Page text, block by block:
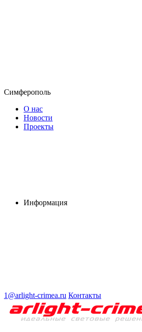
Симферополь
О нас
Новости
Проекты
Информация
1@arlight-crimea.ru Контакты